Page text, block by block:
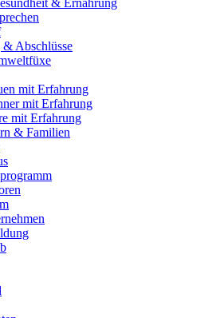
& Ernährung
Abschlüsse
mit Erfahrung
mit Erfahrung
mit Erfahrung
& Familien